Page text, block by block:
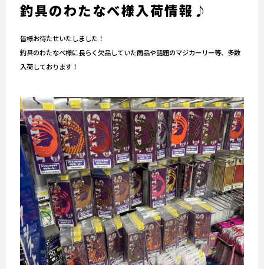
釣具のわたなべ様入荷情報♪
皆様お待たせいたしました！
釣具のわたなべ様に長らく欠品していた商品や話題のマジカーリー等、多数
入荷しております！